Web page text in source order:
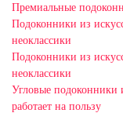
Премиальные
Подоконники из
неоклассики
Подоконники из
неоклассики
Угловые подоконники
работает на пользу